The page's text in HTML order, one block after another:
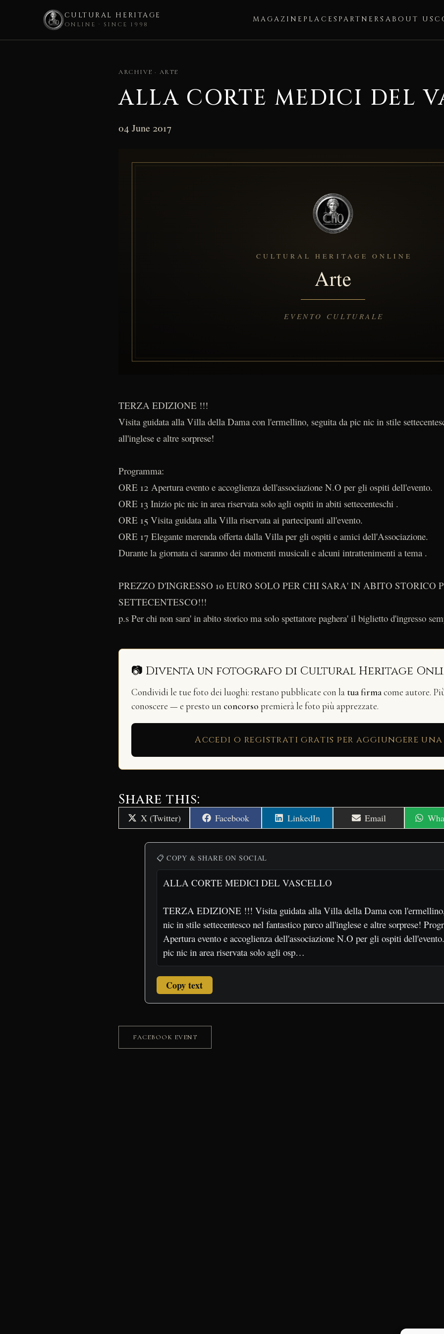
CULTURAL HERITAGE
ONLINE · SINCE 1998
MAGAZINE PLACES PARTNERS ABOUT US
ARCHIVE · ARTE
ALLA CORTE MEDICI DEL
04 June 2017
TERZA EDIZIONE !!!
Visita guidata alla Villa della Dama con l'ermellino, seguita da pic nic in stile
all'inglese e altre sorprese!
Programma:
ORE 12 Apertura evento e accoglienza dell'associazione N.O per gli ospiti dell'evento.
ORE 13 Inizio pic nic in area riservata solo agli ospiti in abiti settecenteschi .
ORE 15 Visita guidata alla Villa riservata ai partecipanti all'evento.
ORE 17 Elegante merenda offerta dalla Villa per gli ospiti e amici dell'Associazione.
Durante la giornata ci saranno dei momenti musicali e alcuni intrattenimenti a tema .
PREZZO D'INGRESSO 10 EURO SOLO PER CHI SARA' IN ABITO STORICO
SETTECENTESCO!!!
p.s Per chi non sara' in abito storico ma solo spettatore paghera' il biglietto d'ingresso
📷 Diventa un fotografo di Cultural Heritage
Condividi le tue foto dei luoghi: restano pubblicate con la tua firmacome autore.
conoscere — e presto un concorso premierà le foto più apprezzate.
Accedi o registrati gratis per aggiungere
Share this:
Share
on
X (Twitter) Share
on
Facebook Share
on
LinkedIn Share
on
Email
on
📋 COPY & SHARE ON SOCIAL
Copy text
FACEBOOK EVENT